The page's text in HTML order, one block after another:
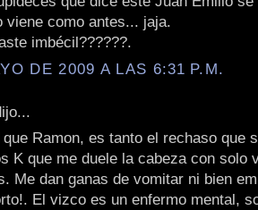
viene como antes... jaja.
imbécil??????.
DE 2009 A LAS 6:31 P.M.
Ramon, es tanto el rechaso que
K que me duele la cabeza con solo
Me dan ganas de vomitar ni bien
El vizco es un enfermo mental,